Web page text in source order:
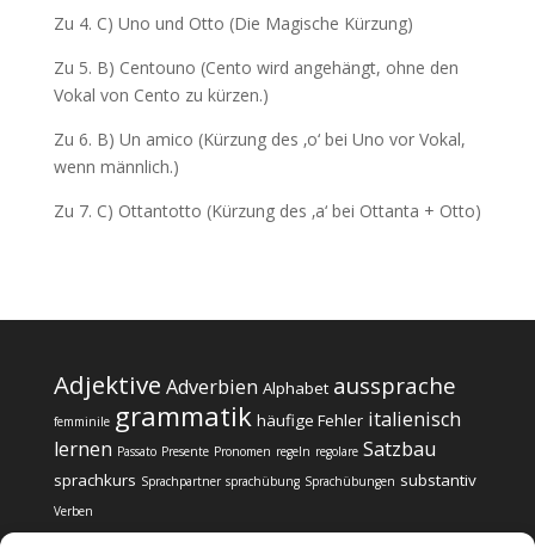
Zu 4. C) Uno und Otto (Die Magische Kürzung)
Zu 5. B) Centouno (Cento wird angehängt, ohne den
Vokal von Cento zu kürzen.)
Zu 6. B) Un amico (Kürzung des ‚o‘ bei Uno vor Vokal,
wenn männlich.)
Zu 7. C) Ottantotto (Kürzung des ‚a‘ bei Ottanta + Otto)
Adjektive Adverbien Alphabet aussprache
femminile grammatik häufige Fehler italienisch
lernen Passato Presente Pronomen regeln regolare Satzbau
sprachkurs Sprachpartner sprachübung Sprachübungen substantiv
Verben